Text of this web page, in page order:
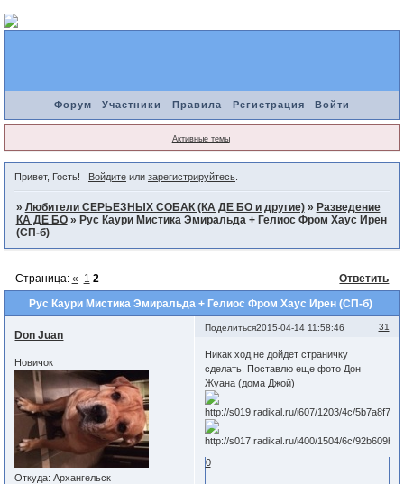
Форум Участники Правила Регистрация Войти
Активные темы
Привет, Гость! Войдитеили зарегистрируйтесь.
» Любители СЕРЬЕЗНЫХ СОБАК (КА ДЕ БО и другие) » Разведение
КА ДЕ БО » Рус Каури Мистика Эмиральда + Гелиос Фром Хаус Ирен
(СП-б)
Рус Каури Мистика Эмиральда + Гелиос Фром Хаус Ирен (СП-б)
Страница: « 1 2 Ответить
Поделиться 31
2015-04-14 11:58:46
Don Juan
Новичок
Откуда: Архангельск
Никак ход не дойдет страничку
сделать. Поставлю еще фото Дон
Жуана (дома Джой)
0